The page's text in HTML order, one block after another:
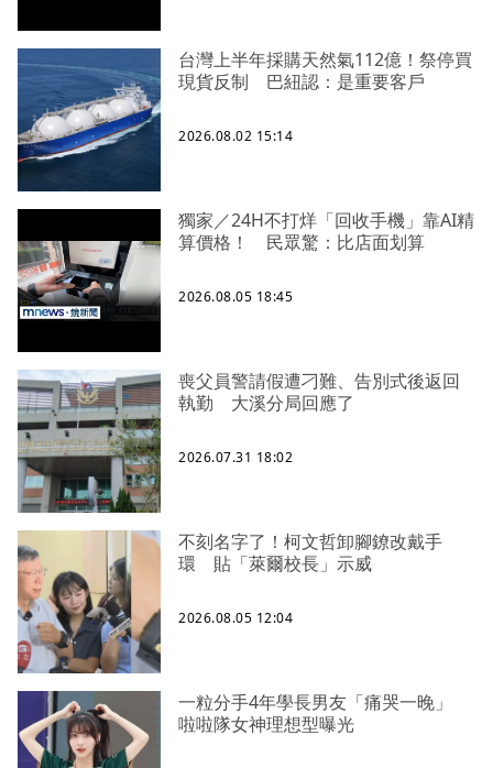
台灣上半年採購天然氣112億！祭停買
現貨反制 巴紐認：是重要客戶
2026.08.02 15:14
獨家／24H不打烊「回收手機」靠AI精
算價格！ 民眾驚：比店面划算
2026.08.05 18:45
喪父員警請假遭刁難、告別式後返回
執勤 大溪分局回應了
2026.07.31 18:02
不刻名字了！柯文哲卸腳鐐改戴手
環 貼「萊爾校長」示威
2026.08.05 12:04
一粒分手4年學長男友「痛哭一晚」
啦啦隊女神理想型曝光